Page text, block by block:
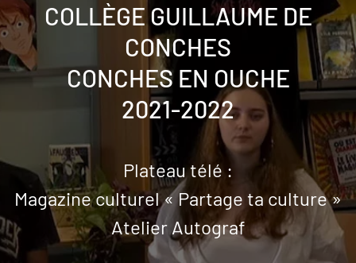
COLLÈGE GUILLAUME DE
CONCHES
CONCHES EN OUCHE
2021-2022
Plateau télé :
Magazine culturel « Partage ta culture »
Atelier Autograf